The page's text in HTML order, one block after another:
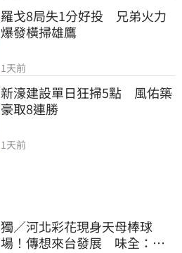
羅戈8局失1分好投　兄弟火力
爆發橫掃雄鷹
1天前
新濠建設單日狂掃5點　風佑築
豪取8連勝
1天前
獨／河北彩花現身天母棒球
場！傳想來台發展 味全：歡